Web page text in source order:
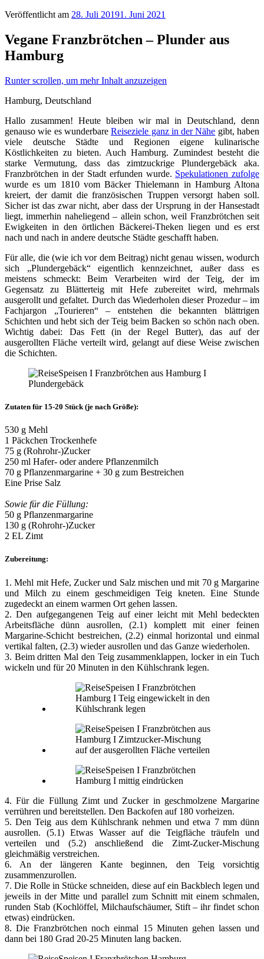
Veröffentlicht am 28. Juli 20191. Juni 2021
Vegane Franzbrötchen – Plunder aus
Hamburg
Runter scrollen, um mehr Inhalt anzuzeigen
Hamburg, Deutschland
Hallo zusammen! Heute bleiben wir mal in Deutschland, denn
genauso wie es wunderbareReiseziele ganz in der Nähe gibt, haben
viele deutsche Städte und Regionen eigene kulinarische
Köstlichkeiten zu bieten. Auch Hamburg. Zumindest besteht die
starke Vermutung, dass das zimtzuckrige Plundergebäck aka.
Franzbrötchen in der Stadt erfunden wurde. Spekulationen zufolge
wurde es um 1810 vom Bäcker Thielemann in Hamburg Altona
kreiert, der damit die französischen Truppen versorgt haben soll.
Sicher ist das zwar nicht, aber dass der Ursprung in der Hansestadt
liegt, immerhin naheliegend – allein schon, weil Franzbrötchen seit
Ewigkeiten in den örtlichen Bäckerei-Theken liegen und es erst
nach und nach in andere deutsche Städte geschafft haben.
Für alle, die (wie ich vor dem Beitrag) nicht genau wissen, wodurch
sich „Plundergebäck“ eigentlich kennzeichnet, außer dass es
meistens schmeckt: Beim Verarbeiten wird der Teig, der im
Gegensatz zu Blätterteig mit Hefe zubereitet wird, mehrmals
ausgerollt und gefaltet. Durch das Wiederholen dieser Prozedur – im
Fachjargon „Tourieren“ – entstehen die bekannten blättrigen
Schichten und hebt sich der Teig beim Backen so schön nach oben.
Wichtig dabei: Das Fett (in der Regel Butter), das auf der
ausgerollten Fläche verteilt wird, gelangt auf diese Weise zwischen
die Schichten.
Zutaten für 15-20 Stück (je nach Größe):
530 g Mehl
1 Päckchen Trockenhefe
75 g (Rohrohr-)Zucker
250 ml Hafer- oder andere Pflanzenmilch
70 g Pflanzenmargarine + 30 g zum Bestreichen
Eine Prise Salz
Sowie für die Füllung:
50 g Pflanzenmargarine
130 g (Rohrohr-)Zucker
2 EL Zimt
Zubereitung:
1. Mehl mit Hefe, Zucker und Salz mischen und mit 70 g Margarine
und Milch zu einem geschmeidigen Teig kneten. Eine Stunde
zugedeckt an einem warmen Ort gehen lassen.
2. Den aufgegangenen Teig auf einer leicht mit Mehl bedeckten
Arbeitsfläche dünn ausrollen, (2.1) komplett mit einer feinen
Margarine-Schicht bestreichen, (2.2) einmal horizontal und einmal
vertikal falten, (2.3) wieder ausrollen und das Ganze wiederholen.
3. Beim dritten Mal den Teig zusammenklappen, locker in ein Tuch
wickeln und für 20 Minuten in den Kühlschrank legen.
4. Für die Füllung Zimt und Zucker in geschmolzene Margarine
verrühren und bereitstellen. Den Backofen auf 180 vorheizen.
5. Den Teig aus dem Kühlschrank nehmen und etwa 7 mm dünn
ausrollen. (5.1) Etwas Wasser auf die Teigfläche träufeln und
verteilen und (5.2) anschließend die Zimt-Zucker-Mischung
gleichmäßig verstreichen.
6. An der längeren Kante beginnen, den Teig vorsichtig
zusammenzurollen.
7. Die Rolle in Stücke schneiden, diese auf ein Backblech legen und
jeweils in der Mitte und parallel zum Schnitt mit einem schmalen,
runden Stab (Kochlöffel, Milchaufschäumer, Stift – ihr findet schon
etwas) eindrücken.
8. Die Franzbrötchen noch einmal 15 Minuten gehen lassen und
dann bei 180 Grad 20-25 Minuten lang backen.